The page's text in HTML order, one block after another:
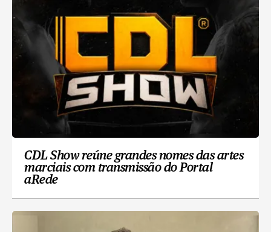
CDL Show reúne grandes nomes das artes
marciais com transmissão do Portal
aRede